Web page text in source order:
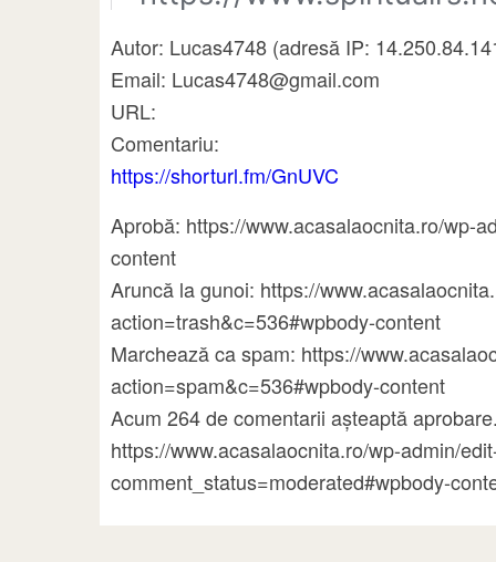
Autor: Lucas4748 (adresă IP:
Email: Lucas4748@gmail.com
URL:
Comentariu:
https://shorturl.fm/GnUVC
Aprobă: https://www.acasalaocnita.ro/wp-
content
Aruncă la gunoi: https://
action=trash&c=536#wpbody-content
Marchează ca spam: https://
action=spam&c=536#wpbody-content
Acum 264 de comentarii așteaptă
https://www.acasalaocnita.ro/wp-admin/
comment_status=moderated#wpbody-